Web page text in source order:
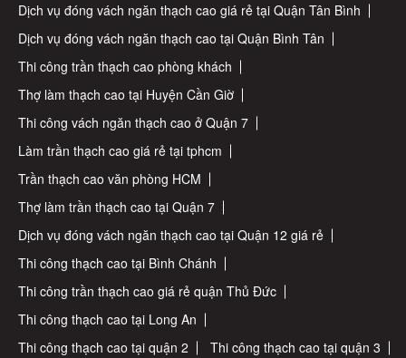
Dịch vụ đóng vách ngăn thạch cao giá rẻ tại Quận Tân Bình
Dịch vụ đóng vách ngăn thạch cao tại Quận Bình Tân
Thi công trần thạch cao phòng khách
Thợ làm thạch cao tại Huyện Cần Giờ
Thi công vách ngăn thạch cao ở Quận 7
Làm trần thạch cao giá rẻ tại tphcm
Trần thạch cao văn phòng HCM
Thợ làm trần thạch cao tại Quận 7
Dịch vụ đóng vách ngăn thạch cao tại Quận 12 giá rẻ
Thi công thạch cao tại Bình Chánh
Thi công trần thạch cao giá rẻ quận Thủ Đức
Thi công thạch cao tại Long An
Thi công thạch cao tại quận 2
Thi công thạch cao tại quận 3